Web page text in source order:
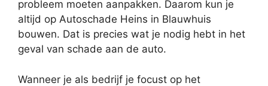
probleem moeten aanpakken. Daarom kun je
altijd op Autoschade Heins in Blauwhuis
bouwen. Dat is precies wat je nodig hebt in het
geval van schade aan de auto.
Wanneer je als bedrijf je focust op het